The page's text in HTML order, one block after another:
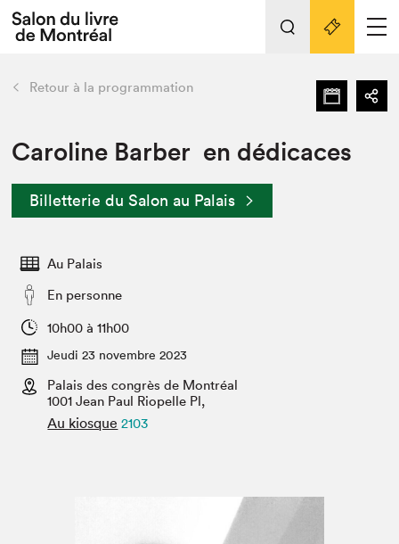
Espace exposant⋅e⋅s
Espace enseignant·e·s
Espace médias
L'événement
Préparer sa visite au Salon
Actualités
SLM PRO
retour Nos activités
Préparer sa visite
Salon dans la ville et en ligne
Projets partenaires
Liens pratiques
Retour à la programmation
Caroline Barber en dédicaces
Billetterie du Salon au Palais
Au Palais
En personne
10h00 à 11h00
Jeudi 23 novembre 2023
Palais des congrès de Montréal
1001 Jean Paul Riopelle Pl,
Au kiosque 2103